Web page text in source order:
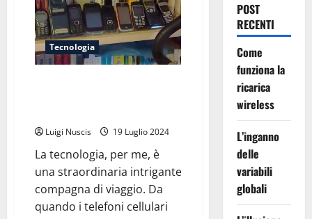
Tecnologia
Luigi Nuscis 19 Luglio 2024
La tecnologia, per me, è
una straordinaria intrigante
compagna di viaggio. Da
quando i telefoni cellulari
POST
RECENTI
Come
funziona la
ricarica
wireless
L’inganno
delle
variabili
globali